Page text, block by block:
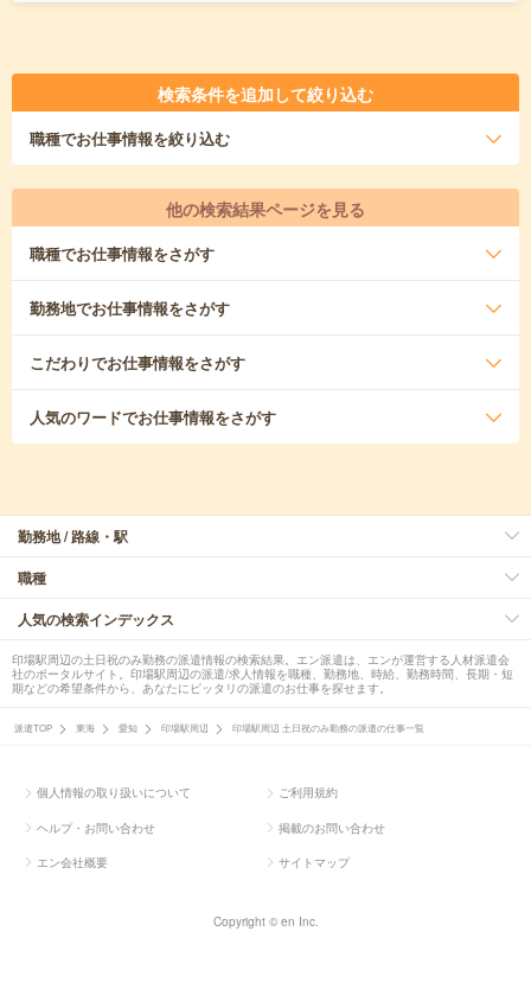
検索条件を追加して絞り込む
職種でお仕事情報を絞り込む
他の検索結果ページを見る
職種でお仕事情報をさがす
勤務地でお仕事情報をさがす
こだわりでお仕事情報をさがす
人気のワードでお仕事情報をさがす
勤務地 / 路線・駅
職種
人気の検索インデックス
印場駅周辺の土日祝のみ勤務の派遣情報の検索結果。エン派遣は、エンが運営する人材派遣会
社のポータルサイト。印場駅周辺の派遣/求人情報を職種、勤務地、時給、勤務時間、長期・短
期などの希望条件から、あなたにピッタリの派遣のお仕事を探せます。
派遣TOP 東海 愛知 印場駅周辺 印場駅周辺 土日祝のみ勤務の派遣の仕事一覧
個人情報の取り扱いについて ご利用規約
ヘルプ・お問い合わせ 掲載のお問い合わせ
エン会社概要 サイトマップ
Copyright © en Inc.